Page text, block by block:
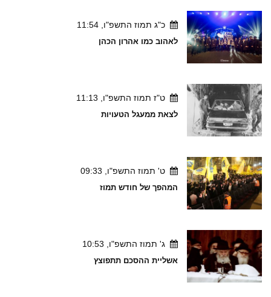
כ"ג תמוז התשפ"ו, 11:54
לאהוב כמו אהרון הכהן
ט"ז תמוז התשפ"ו, 11:13
לצאת ממעגל הטעויות
ט' תמוז התשפ"ו, 09:33
המהפך של חודש תמוז
ג' תמוז התשפ"ו, 10:53
אשליית ההסכם תתפוצץ